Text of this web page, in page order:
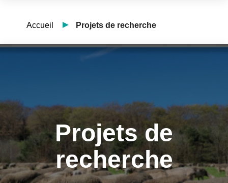
Accueil Projets de recherche
Projets de
recherche